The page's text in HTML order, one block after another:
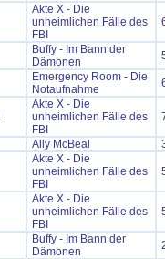
Akte X - Die
unheimlichen Fälle des
FBI
Buffy - Im Bann der
Dämonen
Emergency Room - Die
Notaufnahme
Akte X - Die
unheimlichen Fälle des
FBI
Ally McBeal
Akte X - Die
unheimlichen Fälle des
FBI
Akte X - Die
unheimlichen Fälle des
FBI
Buffy - Im Bann der
Dämonen